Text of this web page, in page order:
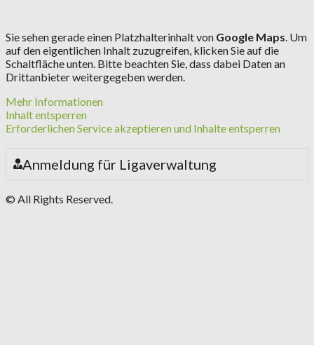
Sie sehen gerade einen Platzhalterinhalt von Google Maps. Um
auf den eigentlichen Inhalt zuzugreifen, klicken Sie auf die
Schaltfläche unten. Bitte beachten Sie, dass dabei Daten an
Drittanbieter weitergegeben werden.
Mehr Informationen
Inhalt entsperren
Erforderlichen Service akzeptieren und Inhalte entsperren
Anmeldung für Ligaverwaltung
© All Rights Reserved.